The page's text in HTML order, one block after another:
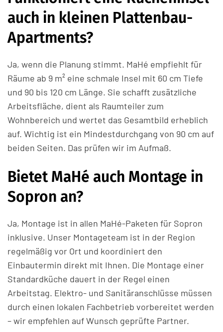
auch in kleinen Plattenbau-
Apartments?
Ja, wenn die Planung stimmt. MaHé empfiehlt für
Räume ab 9 m² eine schmale Insel mit 60 cm Tiefe
und 90 bis 120 cm Länge. Sie schafft zusätzliche
Arbeitsfläche, dient als Raumteiler zum
Wohnbereich und wertet das Gesamtbild erheblich
auf. Wichtig ist ein Mindestdurchgang von 90 cm auf
beiden Seiten. Das prüfen wir im Aufmaß.
Bietet MaHé auch Montage in
Sopron an?
Ja, Montage ist in allen MaHé-Paketen für Sopron
inklusive. Unser Montageteam ist in der Region
regelmäßig vor Ort und koordiniert den
Einbautermin direkt mit Ihnen. Die Montage einer
Standardküche dauert in der Regel einen
Arbeitstag. Elektro- und Sanitäranschlüsse müssen
durch einen lokalen Fachbetrieb vorbereitet werden
– wir empfehlen auf Wunsch geprüfte Partner.